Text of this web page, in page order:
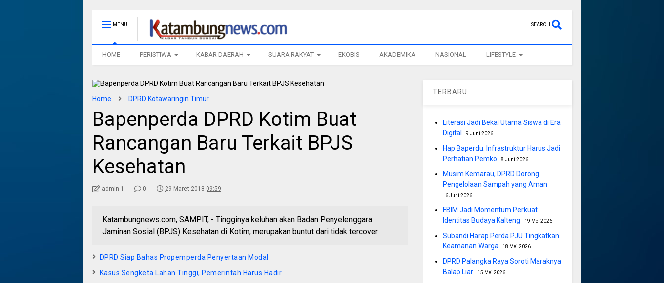
MENU SEARCH
HOME PERISTIWA KABAR DAERAH SUARA RAKYAT EKOBIS AKADEMIKA NASIONAL LIFESTYLE
Home DPRD Kotawaringin Timur
Bapenperda DPRD Kotim Buat
Rancangan Baru Terkait BPJS
Kesehatan
admin 1 0 29 Maret 2018 09:59
Katambungnews.com, SAMPIT, - Tingginya keluhan akan Badan Penyelenggara
Jaminan Sosial (BPJS) Kesehatan di Kotim, merupakan buntut dari tidak tercover
DPRD Siap Bahas Propemperda Penyertaan Modal
Kasus Sengketa Lahan Tinggi, Pemerintah Harus Hadir
TERBARU
Literasi Jadi Bekal Utama Siswa di Era
Digital
9 Juni 2026
Hap Baperdu: Infrastruktur Harus Jadi
Perhatian Pemko
8 Juni 2026
Musim Kemarau, DPRD Dorong
Pengelolaan Sampah yang Aman
6 Juni 2026
FBIM Jadi Momentum Perkuat
Identitas Budaya Kalteng
19 Mei 2026
Subandi Harap Perda PJU Tingkatkan
Keamanan Warga
18 Mei 2026
DPRD Palangka Raya Soroti Maraknya
Balap Liar
15 Mei 2026